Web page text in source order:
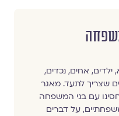
אחים, נכדים,
שצריך לתעד. מאגר
עם בני המשפחה
על דברים